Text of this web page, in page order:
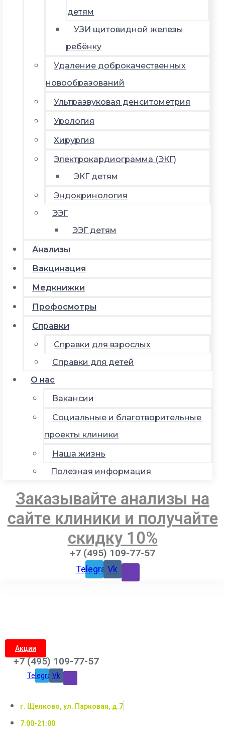
детям
УЗИ щитовидной железы
ребёнку
Удаление доброкачественных
новообразований
Ультразвуковая денситометрия
Урология
Хирургия
Электрокардиограмма (ЭКГ)
ЭКГ детям
Эндокринология
ЭЭГ
ЭЭГ детям
Анализы
Вакцинация
Медкнижки
Профосмотры
Справки
Справки для взрослых
Справки для детей
О нас
Вакансии
Социальные и благотворительные
проекты клиники
Наша жизнь
Полезная информация
Заказывайте анализы на
сайте клиники и получайте
скидку 10%
+7 (495) 109-77-57
TelegramVk
Акции
+7 (495) 109-77-57
TelegramVk
г. Щелково, ул. Парковая, д.7
7:00-21:00